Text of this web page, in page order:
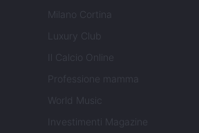
Milano Cortina
Luxury Club
Il Calcio Online
Professione mamma
World Music
Investimenti Magazine